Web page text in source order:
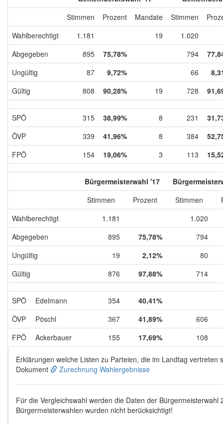
Stimmen
Prozent Mandate Stimmen
Wahlberechtigt
1.181 19
1.020
Abgegeben
895 75,78% 794
Ungültig
87 9,72% 66
Gültig
808 90,28% 19 728
SPÖ 315 38,99% 8 231
ÖVP
339 41,96% 8 384
FPÖ
154 19,06% 3 113
Bürgermeisterwahl '17
Stimmen
Prozent Stimmen
Wahlberechtigt
1.181
1.020
Abgegeben
895 75,78%
794
Ungültig
19 2,12%
80
Gültig
876 97,88% 714
SPÖ Edelmann 354
40,41%
ÖVP
Pöschl 367 41,89%
606
FPÖ
Ackerbauer 155 17,69% 108
Erklärungen welche Listen zu Parteien, die im Landtag vertreten
Dokument
Zurechnung Wahlergebnisse
Für die Vergleichswahl werden die Daten der Bürgermeisterwahl
Bürgermeisterwahlen wurden nicht berücksichtigt!